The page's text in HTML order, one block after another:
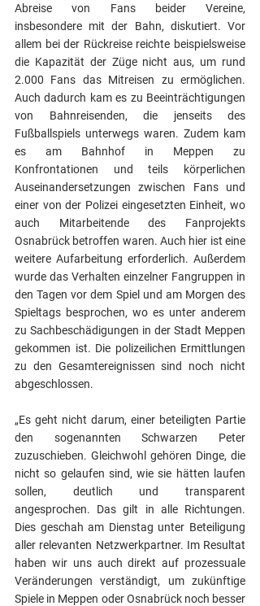
Abreise von Fans beider Vereine,
insbesondere mit der Bahn, diskutiert. Vor
allem bei der Rückreise reichte beispielsweise
die Kapazität der Züge nicht aus, um rund
2.000 Fans das Mitreisen zu ermöglichen.
Auch dadurch kam es zu Beeinträchtigungen
von Bahnreisenden, die jenseits des
Fußballspiels unterwegs waren. Zudem kam
es am Bahnhof in Meppen zu
Konfrontationen und teils körperlichen
Auseinandersetzungen zwischen Fans und
einer von der Polizei eingesetzten Einheit, wo
auch Mitarbeitende des Fanprojekts
Osnabrück betroffen waren. Auch hier ist eine
weitere Aufarbeitung erforderlich. Außerdem
wurde das Verhalten einzelner Fangruppen in
den Tagen vor dem Spiel und am Morgen des
Spieltags besprochen, wo es unter anderem
zu Sachbeschädigungen in der Stadt Meppen
gekommen ist. Die polizeilichen Ermittlungen
zu den Gesamtereignissen sind noch nicht
abgeschlossen.
„Es geht nicht darum, einer beteiligten Partie
den sogenannten Schwarzen Peter
zuzuschieben. Gleichwohl gehören Dinge, die
nicht so gelaufen sind, wie sie hätten laufen
sollen, deutlich und transparent
angesprochen. Das gilt in alle Richtungen.
Dies geschah am Dienstag unter Beteiligung
aller relevanten Netzwerkpartner. Im Resultat
haben wir uns auch direkt auf prozessuale
Veränderungen verständigt, um zukünftige
Spiele in Meppen oder Osnabrück noch besser